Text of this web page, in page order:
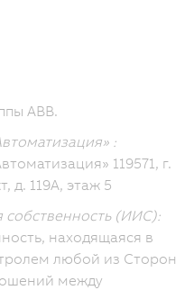
ABB.
:
119571, г.
д. 119А, этаж 5
собственность (ИИС):
находящаяся в
любой из Сторон
между